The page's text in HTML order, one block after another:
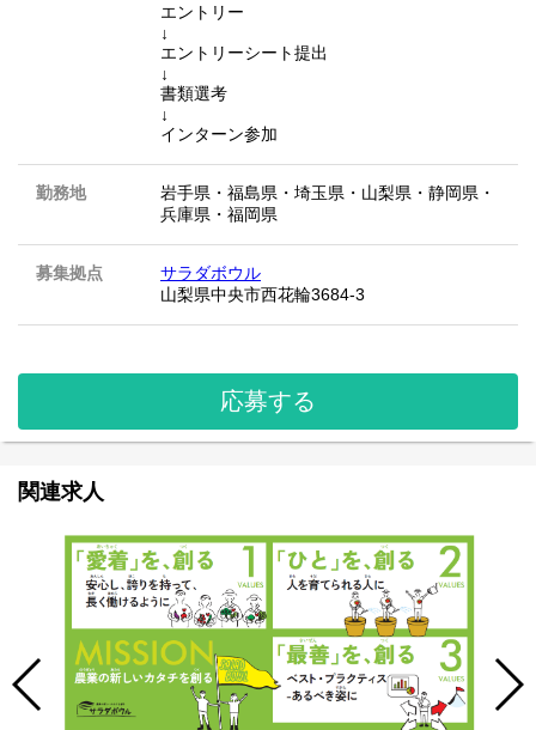
エントリー
↓
エントリーシート提出
↓
書類選考
↓
インターン参加
勤務地 岩手県 ・ 福島県 ・ 埼玉県 ・ 山梨県 ・ 静岡県 ・
兵庫県 ・ 福岡県
募集拠点
サラダボウル
山梨県中央市西花輪3684-3
応募する
関連求人